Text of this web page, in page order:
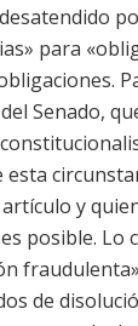
para
Senado,
esta
y
posible.
de